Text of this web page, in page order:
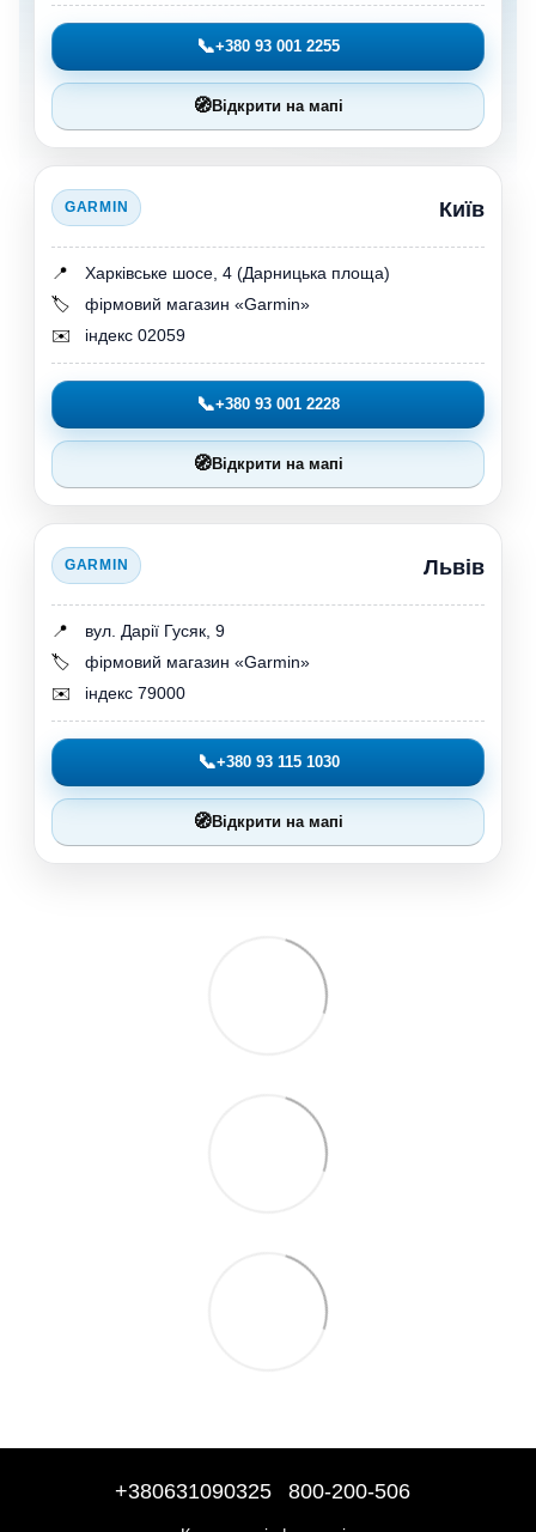
📞+380 93 001 2255
🧭Відкрити на мапі
GARMIN Київ
📍
Харківське шосе, 4 (Дарницька площа)
🏷️
фірмовий магазин «Garmin»
✉️
індекс 02059
📞+380 93 001 2228
🧭Відкрити на мапі
GARMIN Львів
📍
вул. Дарії Гусяк, 9
🏷️
фірмовий магазин «Garmin»
✉️
індекс 79000
📞+380 93 115 1030
🧭Відкрити на мапі
+380631090325 800-200-506